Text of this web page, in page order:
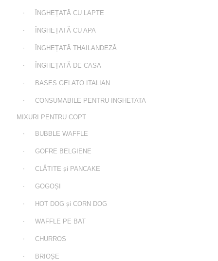
ÎNGHEȚATĂ CU LAPTE
ÎNGHEȚATĂ CU APA
ÎNGHEȚATĂ THAILANDEZĂ
ÎNGHEȚATĂ DE CASA
BASES GELATO ITALIAN
CONSUMABILE PENTRU INGHETATA
MIXURI PENTRU COPT
BUBBLE WAFFLE
GOFRE BELGIENE
CLĂTITE și PANCAKE
GOGOȘI
HOT DOG și CORN DOG
WAFFLE PE BAT
CHURROS
BRIOȘE